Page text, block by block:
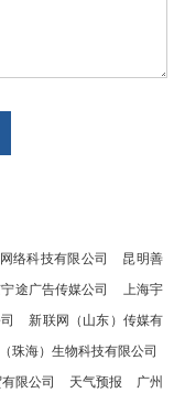
络科技有限公司
昆明善
途广告传媒公司
上海宇
新联网（山东）传媒有
珠海）生物科技有限公司
限公司 天气预报
广州